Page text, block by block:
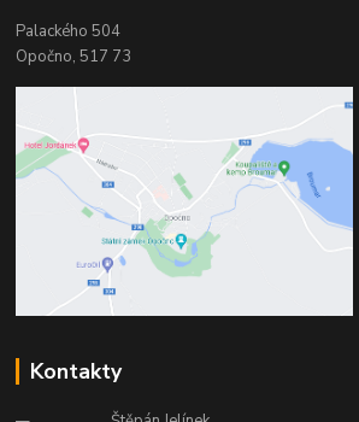
Palackého 504
Opočno, 517 73
Kontakty